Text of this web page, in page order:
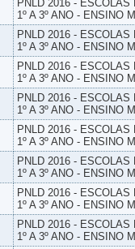
PNLD 2016 -
1º A 3º ANO - ENSINO
PNLD 2016 -
1º A 3º ANO - ENSINO
PNLD 2016 -
1º A 3º ANO - ENSINO
PNLD 2016 -
1º A 3º ANO - ENSINO
PNLD 2016 -
1º A 3º ANO - ENSINO
PNLD 2016 -
1º A 3º ANO - ENSINO
PNLD 2016 -
1º A 3º ANO - ENSINO
PNLD 2016 -
1º A 3º ANO - ENSINO